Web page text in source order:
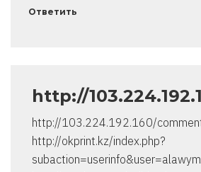
Ответить
http://
http://103.224.192.160/
http://okprint.kz/index.php?